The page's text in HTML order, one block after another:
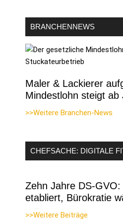
BRANCHENNEWS
Maler & Lackierer
Mindestlohn steigt ab
>>Weitere Branchen-News
CHEFSACHE: DIGITALE
Zehn Jahre DS-
etabliert, Bürokratie
>>Weitere Beiträge